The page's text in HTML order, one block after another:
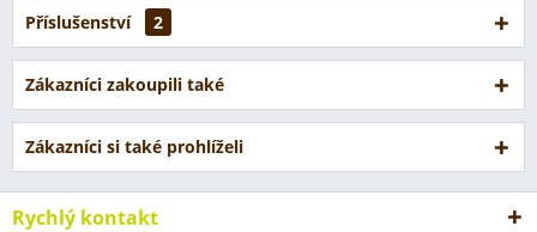
Příslušenství 2
Zákazníci zakoupili také
Zákazníci si také prohlíželi
Rychlý kontakt